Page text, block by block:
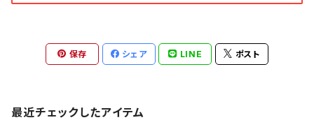
保存 シェア LINE ポスト
最近チェックしたアイテム